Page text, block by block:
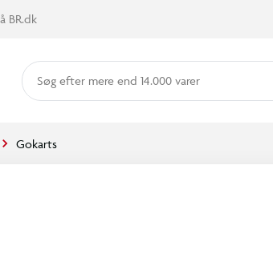
BR.dk
mere end 14.000 varer
Gokarts